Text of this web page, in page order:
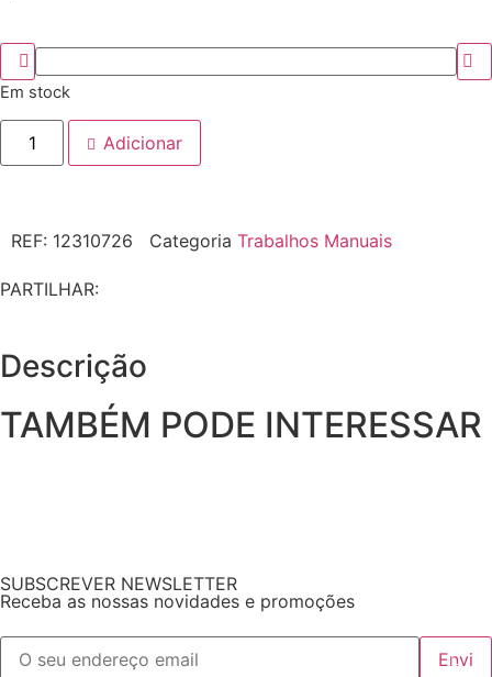
Em stock
Adicionar
REF: 12310726 Categoria Trabalhos Manuais
PARTILHAR:
Descrição
TAMBÉM PODE INTERESSAR
SUBSCREVER NEWSLETTER
Receba as nossas novidades e promoções